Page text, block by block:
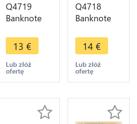
Q4719
Banknote
Trier Stadt 1
Milliarde
Mark 1923
-> Make
13 €
Lub złóż
ofertę
Q4718
Banknote
Trier Stadt 1
Milliarde
Mark 1923
AU -> Make
14 €
Lub złóż
ofertę